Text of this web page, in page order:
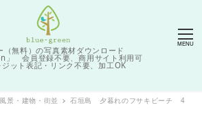
（無料）の写真素材ダウンロード
」 会員登録不要、商用サイト利用可
ット表記・リンク不要、加工OK
MENU
風景・建物・街並 石垣島 夕暮れのフサキビーチ 4